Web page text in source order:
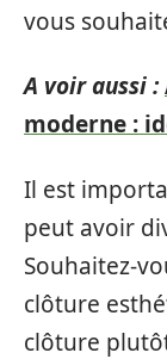
vous
A voir aussi :
moderne :
Il est
peut avoir
Souhaitez-
clôture
clôture